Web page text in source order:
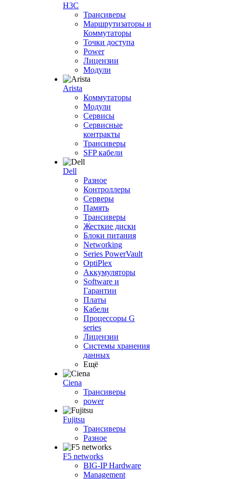
H3С
Трансиверы
Маршрутизаторы и
Коммутаторы
Точки доступа
Power
Лицензии
Модули
Arista
Коммутаторы
Модули
Сервисы
Сервисные
контракты
Трансиверы
SFP кабели
Dell
Разное
Контроллеры
Серверы
Память
Трансиверы
Жесткие диски
Блоки питания
Networking
Series PowerVault
OptiPlex
Аккумуляторы
Software и
Гарантии
Платы
Кабели
Процессоры G
series
Лицензии
Системы хранения
данных
Ещё
Ciena
Трансиверы
power
Fujitsu
Трансиверы
Разное
F5 networks
BIG-IP Hardware
Management